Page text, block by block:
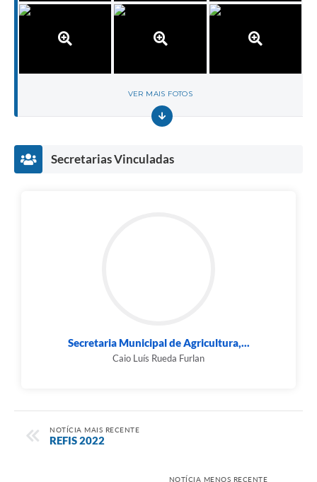
VER MAIS FOTOS
Secretarias Vinculadas
Secretaria Municipal de Agricultura,...
Caio Luís Rueda Furlan
NOTÍCIA MAIS RECENTE
REFIS 2022
NOTÍCIA MENOS RECENTE